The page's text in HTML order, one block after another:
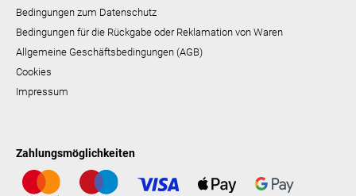
Bedingungen zum Datenschutz
Bedingungen für die Rückgabe oder Reklamation von Waren
Allgemeine Geschäftsbedingungen (AGB)
Cookies
Impressum
Zahlungsmöglichkeiten